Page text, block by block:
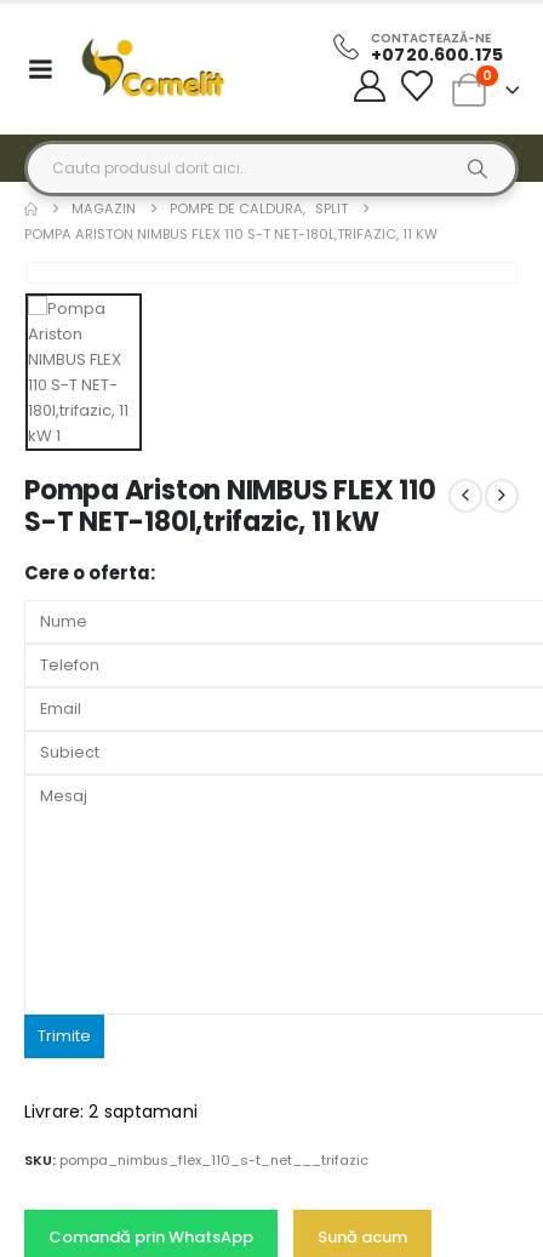
CONTACTEAZĂ-NE
+0720.600.175
0
MAGAZIN POMPE DE CALDURA, SPLIT
POMPA ARISTON NIMBUS FLEX 110 S-T NET-180L,TRIFAZIC, 11 KW
Pompa Ariston NIMBUS FLEX 110
S-T NET-180l,trifazic, 11 kW
Cere o oferta:
Livrare: 2 saptamani
SKU: pompa_nimbus_flex_110_s-t_net___trifazic
Comandă prin WhatsApp Sună acum